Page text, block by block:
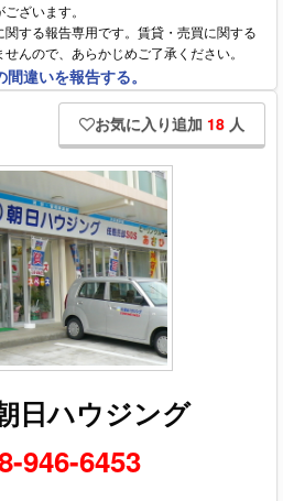
ざいます。
関する報告専用です。賃貸・売買に関する
んので、あらかじめご了承ください。
違いを報告する。
お気に入り追加 18 人
日ハウジング
946-6453